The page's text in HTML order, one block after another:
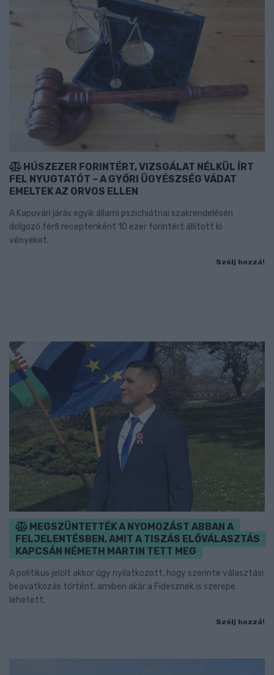
HÚSZEZER FORINTÉRT, VIZSGÁLAT NÉLKÜL ÍRT
FEL NYUGTATÓT – A GYŐRI ÜGYÉSZSÉG VÁDAT
EMELTEK AZ ORVOS ELLEN
A Kapuvári járás egyik állami pszichiátriai szakrendelésén
dolgozó férfi receptenként 10 ezer forintért állított ki
vényeket.
Szólj hozzá!
MEGSZÜNTETTÉK A NYOMOZÁST ABBAN A
FELJELENTÉSBEN, AMIT A TISZÁS ELŐVÁLASZTÁS
KAPCSÁN NÉMETH MARTIN TETT MEG
A politikus jelölt akkor úgy nyilatkozott, hogy szerinte választási
beavatkozás történt, amiben akár a Fidesznek is szerepe
lehetett.
Szólj hozzá!